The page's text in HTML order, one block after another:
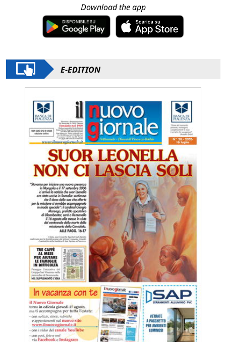
Download the app
E-EDITION